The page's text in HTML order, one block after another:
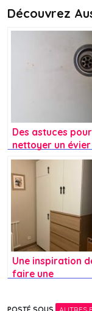
Découvrez
Des astuces pour
nettoyer un évier
Une inspiration
faire une